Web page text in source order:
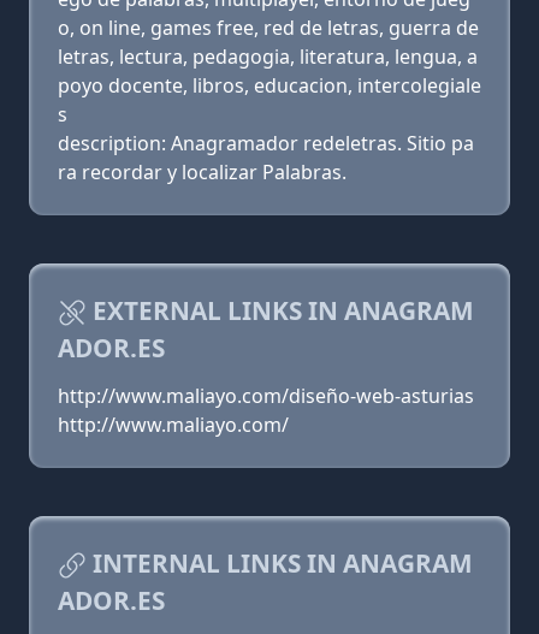
o, on line, games free, red de letras, guerra de
letras, lectura, pedagogia, literatura, lengua, a
poyo docente, libros, educacion, intercolegiale
s
description: Anagramador redeletras. Sitio pa
ra recordar y localizar Palabras.
EXTERNAL LINKS IN ANAGRAM
ADOR.ES
http://www.maliayo.com/diseño-web-asturias
http://www.maliayo.com/
INTERNAL LINKS IN ANAGRAM
ADOR.ES